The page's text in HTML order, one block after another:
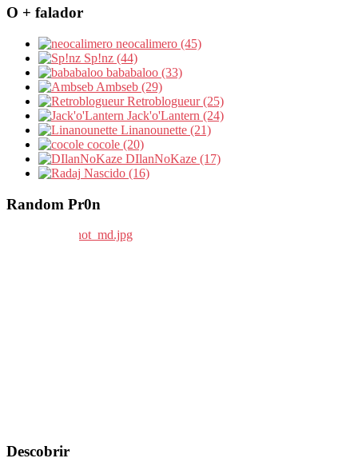
O + falador
neocalimero (45)
Sp!nz (44)
bababaloo (33)
Ambseb (29)
Retroblogueur (25)
Jack'o'Lantern (24)
Linanounette (21)
cocole (20)
DIlanNoKaze (17)
Nascido (16)
Random Pr0n
Descobrir